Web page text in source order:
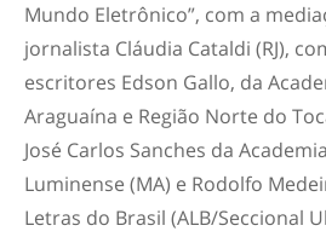
Mundo Eletrônico”, com a
jornalista Cláudia Cataldi (RJ),
escritores Edson Gallo, da
Araguaína e Região Norte do
José Carlos Sanches da
Luminense (MA) e Rodolfo
Letras do Brasil (ALB/Seccional